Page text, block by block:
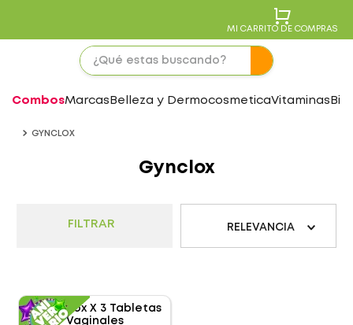
MI CARRITO DE COMPRAS
CombosMarcas Belleza y DermocosmeticaVitaminas
GYNCLOX
Gynclox
FILTRAR RELEVANCIA